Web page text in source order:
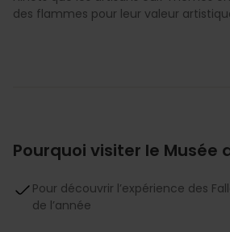
des flammes pour leur valeur
Pourquoi visiter le Musée
Pour découvrir l’expérience des
de l’année